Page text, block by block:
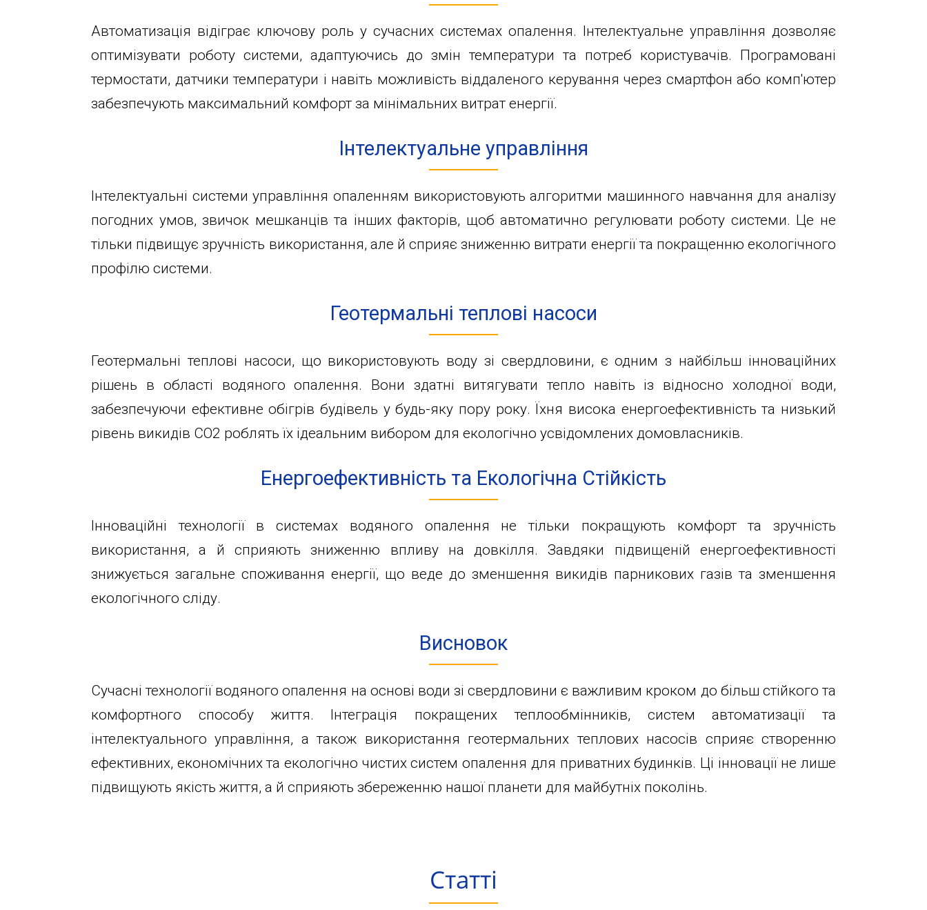
глибин
Новини
Відгуки
Контакти
info@1kbk.com.ua
Автоматизація відіграє ключову роль у сучасних системах опалення. Інтелектуальне управління дозволяє
оптимізувати роботу системи, адаптуючись до змін температури та потреб користувачів. Програмовані
термостати, датчики температури і навіть можливість віддаленого керування через смартфон або комп'ютер
забезпечують максимальний комфорт за мінімальних витрат енергії.
Інтелектуальне управління
Інтелектуальні системи управління опаленням використовують алгоритми машинного навчання для аналізу
погодних умов, звичок мешканців та інших факторів, щоб автоматично регулювати роботу системи. Це не
тільки підвищує зручність використання, але й сприяє зниженню витрати енергії та покращенню екологічного
профілю системи.
Геотермальні теплові насоси
Геотермальні теплові насоси, що використовують воду зі свердловини, є одним з найбільш інноваційних
рішень в області водяного опалення. Вони здатні витягувати тепло навіть із відносно холодної води,
забезпечуючи ефективне обігрів будівель у будь-яку пору року. Їхня висока енергоефективність та низький
рівень викидів CO2 роблять їх ідеальним вибором для екологічно усвідомлених домовласників.
Енергоефективність та Екологічна Стійкість
Інноваційні технології в системах водяного опалення не тільки покращують комфорт та зручність
використання, а й сприяють зниженню впливу на довкілля. Завдяки підвищеній енергоефективності
знижується загальне споживання енергії, що веде до зменшення викидів парникових газів та зменшення
екологічного сліду.
Висновок
Сучасні технології водяного опалення на основі води зі свердловини є важливим кроком до більш стійкого та
комфортного способу життя. Інтеграція покращених теплообмінників, систем автоматизації та
інтелектуального управління, а також використання геотермальних теплових насосів сприяє створенню
ефективних, економічних та екологічно чистих систем опалення для приватних будинків. Ці інновації не лише
підвищують якість життя, а й сприяють збереженню нашої планети для майбутніх поколінь.
Статті